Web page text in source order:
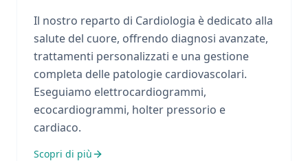
Il nostro reparto di Cardiologia è dedicato alla
salute del cuore, offrendo diagnosi avanzate,
trattamenti personalizzati e una gestione
completa delle patologie cardiovascolari.
Eseguiamo elettrocardiogrammi,
ecocardiogrammi, holter pressorio e
cardiaco.
Scopri di più